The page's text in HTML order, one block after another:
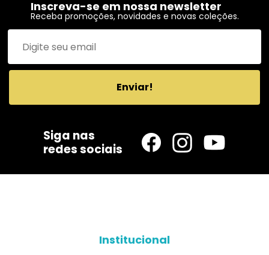
Inscreva-se em nossa newsletter
Receba promoções, novidades e novas coleções.
Enviar!
Siga nas
redes sociais
Institucional